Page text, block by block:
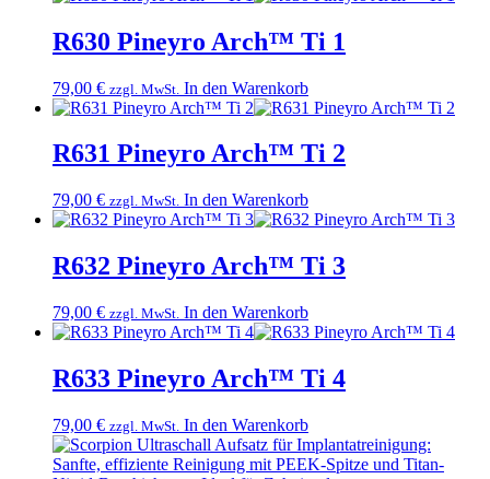
R630 Pineyro Arch™ Ti 1
79,00 € zzgl. MwSt. In den Warenkorb
R631 Pineyro Arch™ Ti 2
79,00 € zzgl. MwSt. In den Warenkorb
R632 Pineyro Arch™ Ti 3
79,00 € zzgl. MwSt. In den Warenkorb
R633 Pineyro Arch™ Ti 4
79,00 € zzgl. MwSt. In den Warenkorb